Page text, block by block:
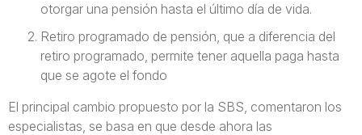
otorgar una pensión hasta el último día de vida.
Retiro programado de pensión, que a diferencia del
retiro programado, permite tener aquella paga hasta
que se agote el fondo
El principal cambio propuesto por la SBS, comentaron los
especialistas, se basa en que desde ahora las